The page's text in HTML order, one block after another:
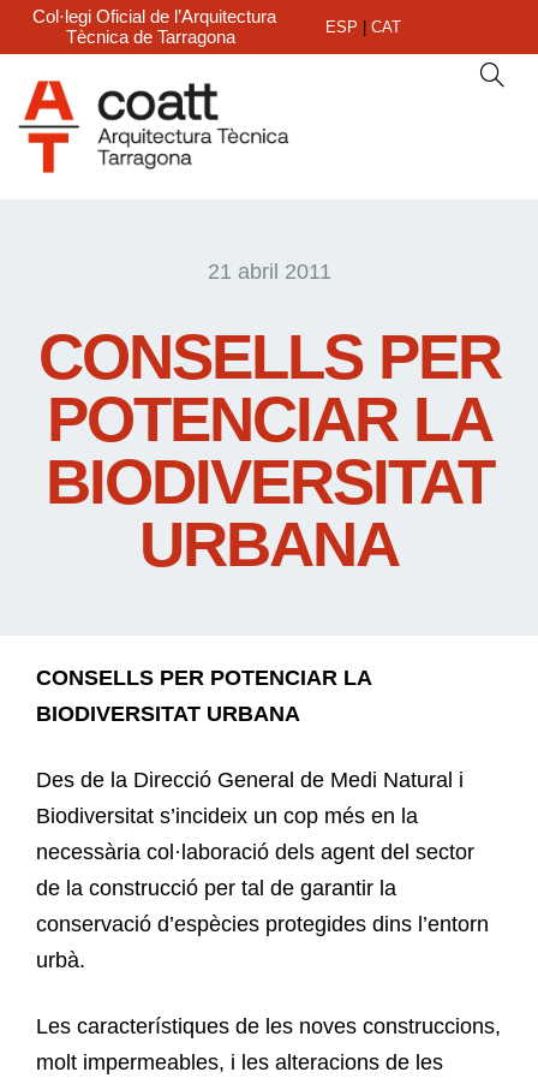
Col·legi Oficial de l’Arquitectura
Tècnica de Tarragona
ESP CAT
21 abril 2011
CONSELLS PER
POTENCIAR LA
BIODIVERSITAT
URBANA
CONSELLS PER POTENCIAR LA
BIODIVERSITAT URBANA
Des de la Direcció General de Medi Natural i
Biodiversitat s’incideix un cop més en la
necessària col·laboració dels agent del sector
de la construcció per tal de garantir la
conservació d’espècies protegides dins l’entorn
urbà.
Les característiques de les noves construccions,
molt impermeables, i les alteracions de les